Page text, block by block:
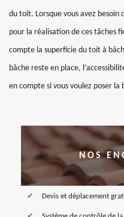
du toit. Lorsque vous avez besoin
pour la réalisation de ces tâches
compte la superficie du toit à
bâche reste en place,
en compte si vous voulez poser
NOS
Devis et déplacement